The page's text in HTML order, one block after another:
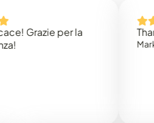
per la
Thank